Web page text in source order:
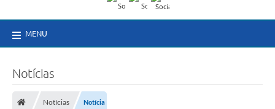
MENU
Notícias
Notícias Notícia